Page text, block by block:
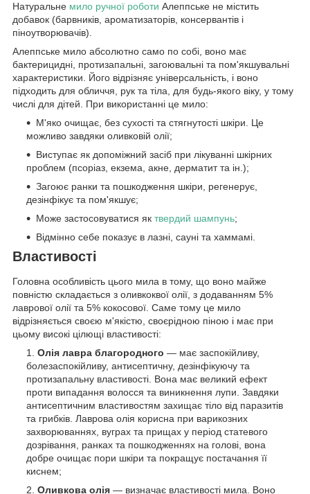
Натуральне мило ручної роботи Алеппське не містить
добавок (барвників, ароматизаторів, консервантів і
піноутворювачів).
Алеппське мило абсолютно само по собі, воно має
бактерицидні, протизапальні, загоювальні та пом'якшувальні
характеристики. Його відрізняє універсальність, і воно
підходить для обличчя, рук та тіла, для будь-якого віку, у тому
числі для дітей. При використанні це мило:
М'яко очищає, без сухості та стягнутості шкіри. Це
можливо завдяки оливковій олії;
Виступає як допоміжний засіб при лікуванні шкірних
проблем (псоріаз, екзема, акне, дерматит та ін.);
Загоює ранки та пошкодження шкіри, регенерує,
дезінфікує та пом'якшує;
Може застосовуватися як твердий шампунь;
Відмінно себе показує в лазні, сауні та хаммамі.
Властивості
Головна особливість цього мила в тому, що воно майже
повністю складається з оливкоквої олії, з додаванням 5%
лаврової олії та 5% кокосової. Саме тому це мило
відрізняється своєю м'якістю, своєрідною піною і має при
цьому високі цілющі властивості:
Олія лавра благородного — має заспокійливу,
болезаспокійливу, антисептичну, дезінфікуючу та
протизапальну властивості. Вона має великий ефект
проти випадання волосся та виникнення лупи. Завдяки
антисептичним властивостям захищає тіло від паразитів
та грибків. Лаврова олія корисна при варикозних
захворюваннях, вуграх та прищах у період статевого
дозрівання, ранках та пошкодженнях на голові, вона
добре очищає пори шкіри та покращує постачання її
киснем;
Оливкова олія — визначає властивості мила. Воно